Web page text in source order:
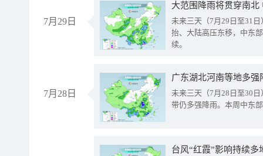
7月29日
大范围降雨将贯穿南
未来三天（7月29日至31
抬、大陆高压东移，中东
续。
7月28日
广东湖北河南等地多
未来三天（7月28日至30
带仍多强降雨。本周中东
台风“红霞”影响持续